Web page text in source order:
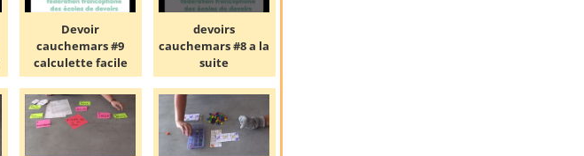
Devoir
cauchemars #9
calculette facile
devoirs
cauchemars #8 a la
suite